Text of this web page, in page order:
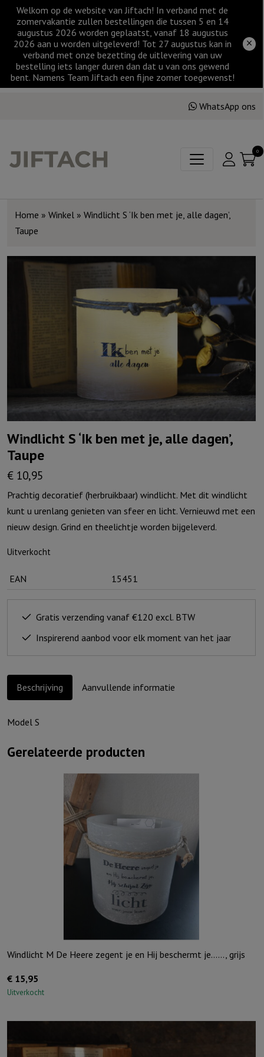
Welkom op de website van Jiftach! In verband met de
zomervakantie zullen bestellingen die tussen 5 en 14
augustus 2026 worden geplaatst, vanaf 18 augustus
2026 aan u worden uitgeleverd! Tot 27 augustus kan in
verband met onze bezetting de uitlevering van uw
bestelling iets langer duren dan dat u van ons gewend
bent. Namens Team Jiftach een fijne zomer toegewenst!
WhatsApp ons
0
Home » Winkel » Windlicht S ‘Ik ben met je, alle dagen’,
Taupe
Windlicht S ‘Ik ben met je, alle dagen’,
Taupe
€ 10,95
Prachtig decoratief (herbruikbaar) windlicht. Met dit windlicht
kunt u urenlang genieten van sfeer en licht. Vernieuwd met een
nieuw design. Grind en theelichtje worden bijgeleverd.
Uitverkocht
EAN 15451
Gratis verzending vanaf €120 excl. BTW
Inspirerend aanbod voor elk moment van het jaar
Beschrijving Aanvullende informatie
Model S
Gerelateerde producten
Windlicht M De Heere zegent je en Hij beschermt je……, grijs
€ 15,95
Uitverkocht